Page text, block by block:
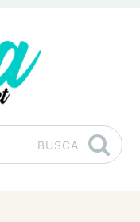
BUSCA